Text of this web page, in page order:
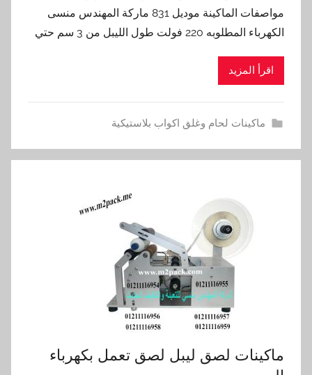
مواصفات الماكينة موديل 831 ماركة المهندس منسى
الكهرباء المطلوبه 220 فولت طول الليبل من 3 سم حتي
اقرأ المزيد
ماكينات لحام وغلق اكواب بلاستيكية
ماكينات لصق ليبل لصق تعمل بكهرباء